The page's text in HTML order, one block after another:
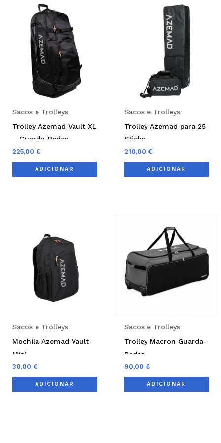
Sacos e Trolleys
Trolley Azemad Vault XL
– Guarda-Redes
225,00 €
ADICIONAR
Sacos e Trolleys
Trolley Azemad para 25
Sticks
210,00 €
ADICIONAR
Sacos e Trolleys
Mochila Azemad Vault
Mini
30,00 €
ADICIONAR
Sacos e Trolleys
Trolley Macron Guarda-
Redes
90,00 €
ADICIONAR